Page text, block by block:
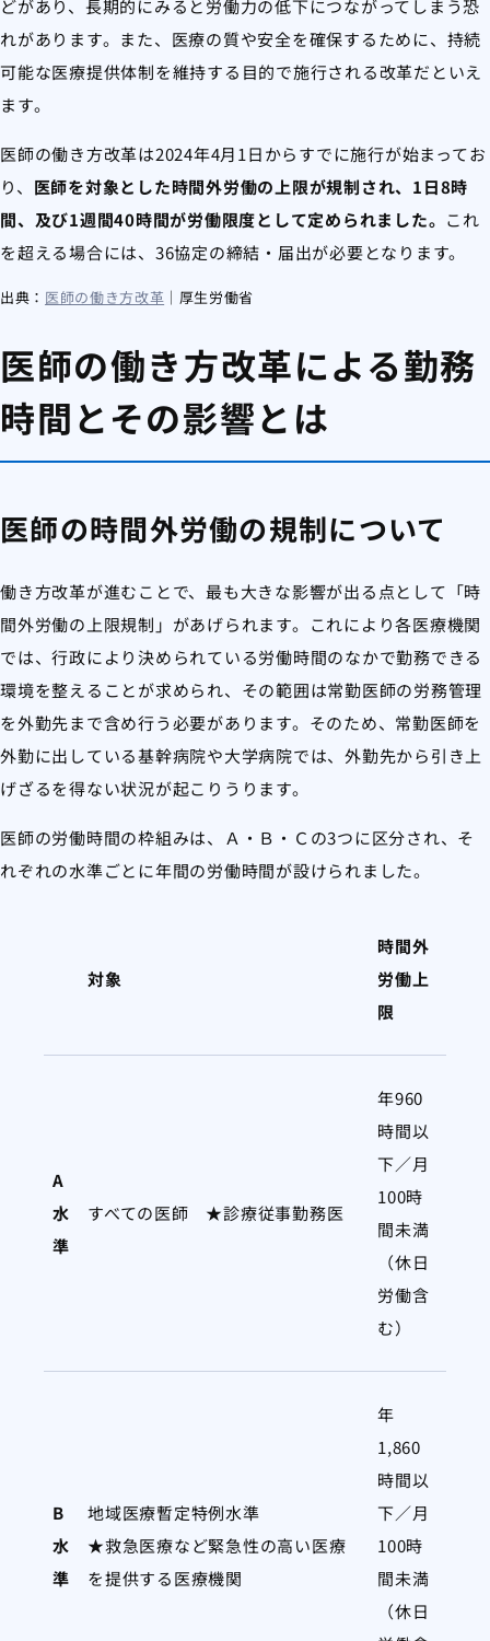
どがあり、長期的にみると労働力の低下につながってしまう恐
れがあります。また、医療の質や安全を確保するために、持続
可能な医療提供体制を維持する目的で施行される改革だといえ
ます。
医師の働き方改革は2024年4月1日からすでに施行が始まってお
り、 医師を対象とした時間外労働の上限が規制され、1日8時
間、及び1週間40時間が労働限度として定められました。 これ
を超える場合には、36協定の締結・届出が必要となります。
出典： 医師の働き方改革 ｜厚生労働省
医師の働き方改革による勤務
時間とその影響とは
医師の時間外労働の規制について
働き方改革が進むことで、最も大きな影響が出る点として「時
間外労働の上限規制」があげられます。これにより各医療機関
では、行政により決められている労働時間のなかで勤務できる
環境を整えることが求められ、その範囲は常勤医師の労務管理
を外勤先まで含め行う必要があります。そのため、常勤医師を
外勤に出している基幹病院や大学病院では、外勤先から引き上
げざるを得ない状況が起こりうります。
医師の労働時間の枠組みは、Ａ・Ｂ・Ｃの3つに区分され、そ
れぞれの水準ごとに年間の労働時間が設けられました。
対象
時間外
労働上
限
A
水
準
すべての医師 ★診療従事勤務医
年960
時間以
下／月
100時
間未満
（休日
労働含
む）
B
水
準
地域医療暫定特例水準
★救急医療など緊急性の高い医療
を提供する医療機関
年
1,860
時間以
下／月
100時
間未満
（休日